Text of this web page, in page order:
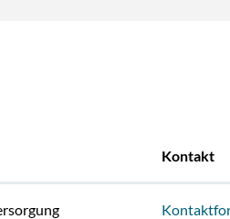
Kontakt